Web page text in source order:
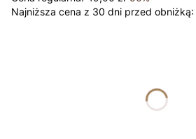
Najniższa cena z 30 dni przed obniżką: